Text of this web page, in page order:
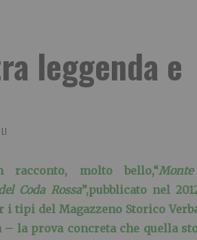
leggenda e
racconto, molto bello,“
Coda Rossa”,pubblicato nel
i tipi del Magazzeno Storico
la prova concreta che quella